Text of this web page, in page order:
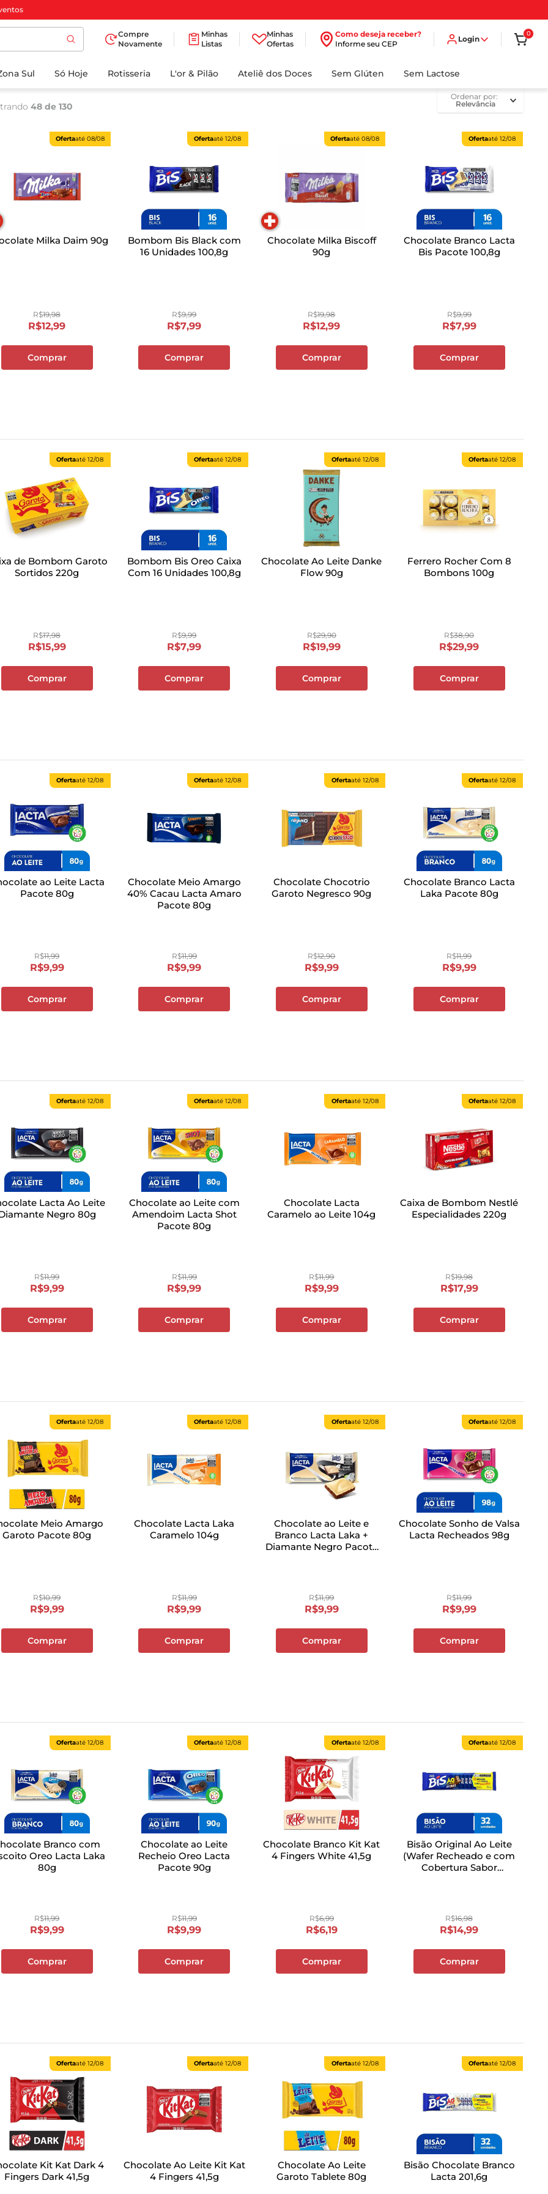
Compre
Novamente
Minhas
Listas
Minhas
Ofertas
Como deseja receber?
Informe seu CEP
Login
0
Sul Só Hoje Rotisseria L'or & Pilão Ateliê dos Doces Sem Glúten Sem Lactose
48 de 130
ordenar por
Relevância
Ofertaaté 08/08
Milka Daim 90g
R$19,98
R$12,99
Comprar
Ofertaaté12/08
Bombom Bis Black com
16 Unidades 100,8g
R$9,99
R$7,99
Comprar
Ofertaaté08/08
Chocolate Milka Biscoff
90g
R$19,98
R$12,99
Comprar
Ofertaaté12/08
Chocolate Branco Lacta
Bis Pacote 100,8g
R$9,99
R$7,99
Comprar
Ofertaaté12/08
de Bombom Garoto
Sortidos 220g
R$17,98
R$15,99
Comprar
Ofertaaté12/08
Bombom Bis Oreo Caixa
Com 16 Unidades 100,8g
R$9,99
R$7,99
Comprar
Ofertaaté 12/08
Chocolate Ao Leite Danke
Flow 90g
R$29,90
R$19,99
Comprar
Ofertaaté12/08
Ferrero Rocher Com 8
Bombons 100g
R$38,90
R$29,99
Comprar
Ofertaaté12/08
ao Leite Lacta
Pacote 80g
R$11,99
R$9,99
Comprar
Ofertaaté12/08
Chocolate Meio Amargo
40% Cacau Lacta Amaro
Pacote 80g
R$11,99
R$9,99
Comprar
Ofertaaté 12/08
Chocolate Chocotrio
Garoto Negresco 90g
R$12,90
R$9,99
Comprar
Ofertaaté12/08
Chocolate Branco Lacta
Laka Pacote 80g
R$11,99
R$9,99
Comprar
Ofertaaté12/08
Lacta Ao Leite
Negro 80g
R$11,99
R$9,99
Comprar
Ofertaaté12/08
Chocolate ao Leite com
Amendoim Lacta Shot
Pacote 80g
R$11,99
R$9,99
Comprar
Ofertaaté 12/08
Chocolate Lacta
Caramelo ao Leite 104g
R$11,99
R$9,99
Comprar
Ofertaaté12/08
Caixa de Bombom Nestlé
Especialidades 220g
R$19,98
R$17,99
Comprar
Ofertaaté12/08
Meio Amargo
Garoto Pacote 80g
R$10,99
R$9,99
Comprar
Ofertaaté12/08
Chocolate Lacta Laka
Caramelo 104g
R$11,99
R$9,99
Comprar
Ofertaaté 12/08
Chocolate ao Leite e
Branco Lacta Laka +
Diamante Negro Pacote
R$11,99
R$9,99
Comprar
Ofertaaté12/08
Chocolate Sonho de Valsa
Lacta Recheados 98g
R$11,99
R$9,99
Comprar
Ofertaaté12/08
Branco com
Oreo Lacta Laka
80g
R$11,99
R$9,99
Comprar
Ofertaaté12/08
Chocolate ao Leite
Recheio Oreo Lacta
Pacote 90g
R$11,99
R$9,99
Comprar
Ofertaaté 12/08
Chocolate Branco Kit Kat
4 Fingers White 41,5g
R$6,99
R$6,19
Comprar
Ofertaaté12/08
Bisão Original Ao Leite
(Wafer Recheado e com
Cobertura Sabor
R$16,98
R$14,99
Comprar
Ofertaaté12/08
Kit Kat Dark 4
Fingers Dark 41,5g
Ofertaaté12/08
Chocolate Ao Leite Kit Kat
4 Fingers 41,5g
Ofertaaté 12/08
Chocolate Ao Leite
Garoto Tablete 80g
Ofertaaté12/08
Bisão Chocolate Branco
Lacta 201,6g
BUSCADOS
3º
detergente
8º
biscoito